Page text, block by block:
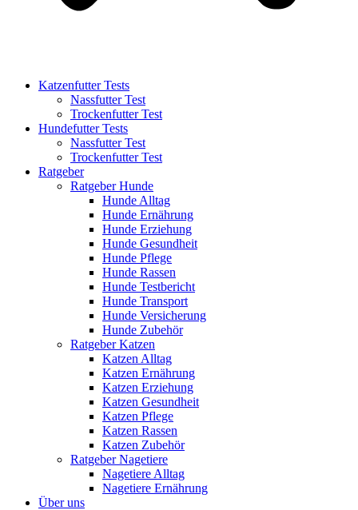
Katzenfutter Tests
Nassfutter Test
Trockenfutter Test
Hundefutter Tests
Nassfutter Test
Trockenfutter Test
Ratgeber
Ratgeber Hunde
Hunde Alltag
Hunde Ernährung
Hunde Erziehung
Hunde Gesundheit
Hunde Pflege
Hunde Rassen
Hunde Testbericht
Hunde Transport
Hunde Versicherung
Hunde Zubehör
Ratgeber Katzen
Katzen Alltag
Katzen Ernährung
Katzen Erziehung
Katzen Gesundheit
Katzen Pflege
Katzen Rassen
Katzen Zubehör
Ratgeber Nagetiere
Nagetiere Alltag
Nagetiere Ernährung
Über uns